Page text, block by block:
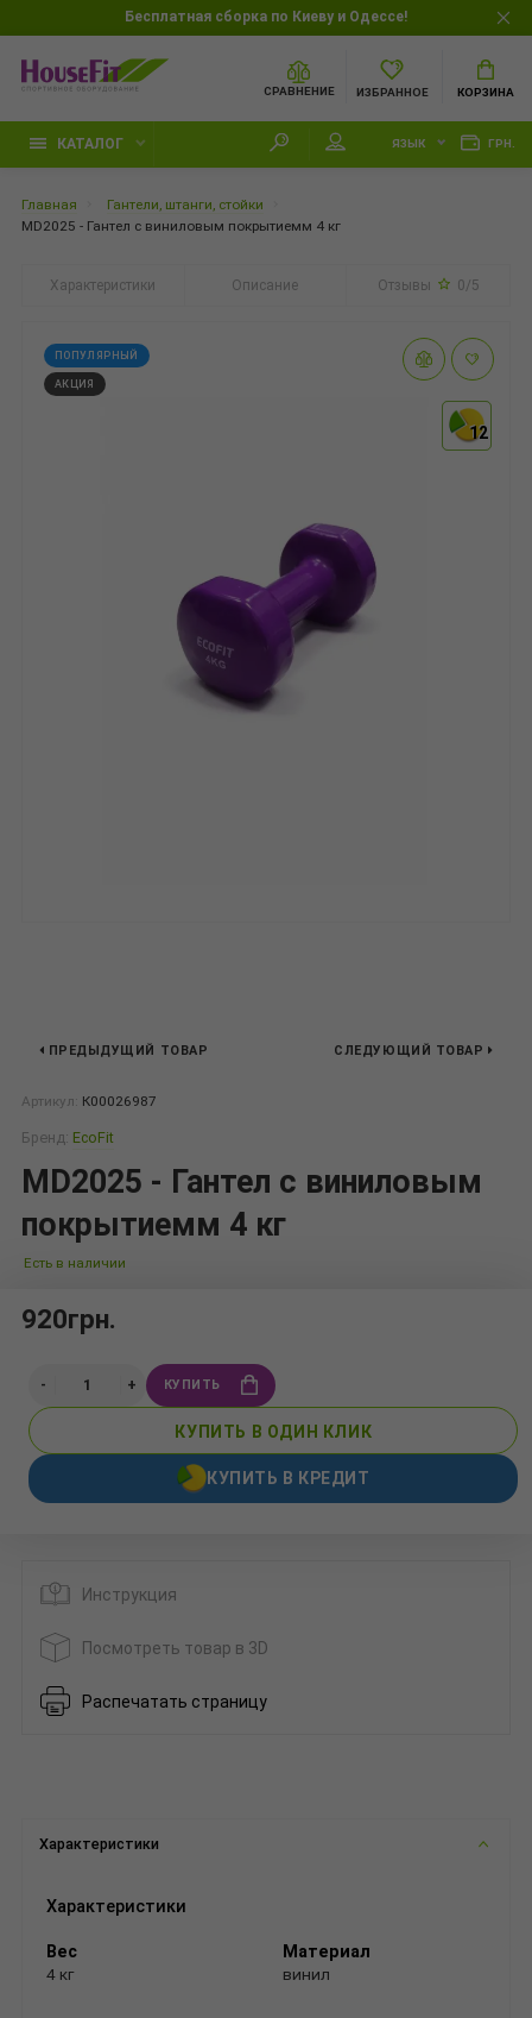
Бесплатная сборка по Киеву и Одессе!
СРАВНЕНИЕ ИЗБРАННОЕ КОРЗИНА
КАТАЛОГ ЯЗЫК ГРН.
Главная
Гантели, штанги, стойки
MD2025 - Гантел с виниловым покрытиемм 4 кг
Характеристики Описание Отзывы 0/5
12
12
ПОПУЛЯРНЫЙ
АКЦИЯ
ПРЕДЫДУЩИЙ ТОВАР СЛЕДУЮЩИЙ ТОВАР
Артикул: К00026987
Бренд: EcoFit
MD2025 - Гантел с виниловым
покрытиемм 4 кг
Есть в наличии
920грн.
КУПИТЬ
КУПИТЬ В ОДИН КЛИК
КУПИТЬ В КРЕДИТ
Инструкция
Посмотреть товар в 3D
Распечатать страницу
Характеристики
Характеристики
Вес
4 кг
Материал
винил